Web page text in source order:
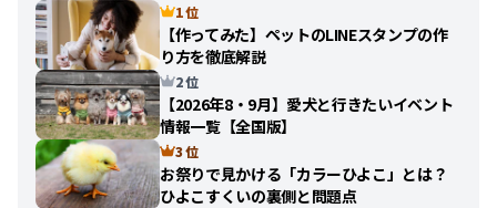
1 位
【作ってみた】ペットのLINEスタンプの作
り方を徹底解説
2 位
【2026年8・9月】愛犬と行きたいイベント
情報一覧【全国版】
3 位
お祭りで見かける「カラーひよこ」とは？
ひよこすくいの裏側と問題点